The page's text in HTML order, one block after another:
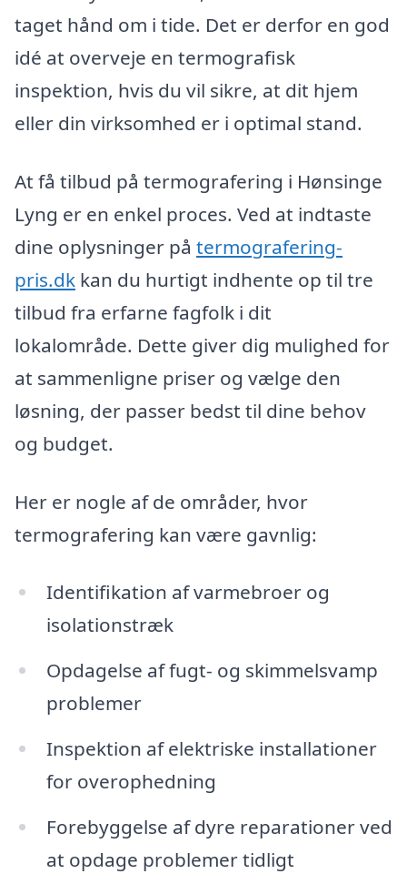
taget hånd om i tide. Det er derfor en god
idé at overveje en termografisk
inspektion, hvis du vil sikre, at dit hjem
eller din virksomhed er i optimal stand.
At få tilbud på termografering i Hønsinge
Lyng er en enkel proces. Ved at indtaste
dine oplysninger på termografering-
pris.dk kan du hurtigt indhente op til tre
tilbud fra erfarne fagfolk i dit
lokalområde. Dette giver dig mulighed for
at sammenligne priser og vælge den
løsning, der passer bedst til dine behov
og budget.
Her er nogle af de områder, hvor
termografering kan være gavnlig:
Identifikation af varmebroer og
isolationstræk
Opdagelse af fugt- og skimmelsvamp
problemer
Inspektion af elektriske installationer
for overophedning
Forebyggelse af dyre reparationer ved
at opdage problemer tidligt